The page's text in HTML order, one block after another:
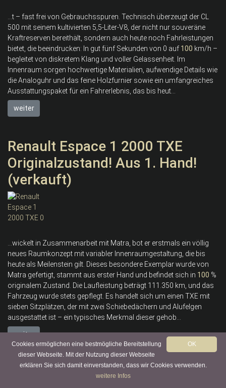
...t – fast frei von Gebrauchsspuren. Technisch überzeugt der CL
500 mit seinem kultivierten 5,5-Liter-V8, der nicht nur souveräne
Kraftreserven bereithält, sondern auch heute noch Fahrleistungen
bietet, die beeindrucken: In gut fünf Sekunden von 0 auf 100 km/h –
begleitet von diskretem Klang und voller Gelassenheit. Im
Innenraum sorgen hochwertige Materialien, aufwendige Details wie
die Analoguhr und das feine Holzfurnier sowie ein umfangreiches
Ausstattungspaket für ein Fahrerlebnis, das bis heut...
weiter
Renault Espace 1 2000 TXE
Originalzustand! Aus 1. Hand!
(verkauft)
...wickelt in Zusammenarbeit mit Matra, bot er erstmals ein völlig
neues Raumkonzept mit variabler Innenraumgestaltung, die bis
heute als Meilenstein gilt. Dieses besondere Exemplar wurde von
Matra gefertigt, stammt aus erster Hand und befindet sich in 100 %
originalem Zustand. Die Laufleistung beträgt 111.350 km, und das
Fahrzeug wurde stets gepflegt. Es handelt sich um einen TXE mit
sieben Sitzplätzen, der mit zwei Schiebedächern und Alufelgen
ausgestattet ist – ein typisches Merkmal dieser gehob...
weiter
Alfa Romeo GTV Eines von
OK
Cookies ermöglichen eine bestmögliche Bereitstellung
dieser Webseite. Mit der Nutzung dieser Webseite
erklären Sie sich damit einverstanden, dass wir Cookies verwenden.
weitere Infos